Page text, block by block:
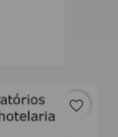
favorite_border